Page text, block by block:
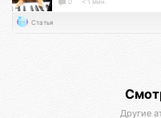
0 < 1 мин.
Статья
Другие